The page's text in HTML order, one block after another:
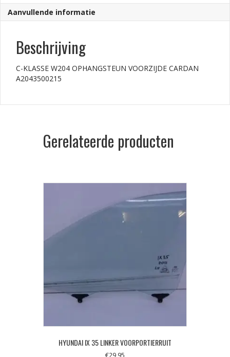
Aanvullende informatie
Beschrijving
C-KLASSE W204 OPHANGSTEUN VOORZIJDE CARDAN
A2043500215
Gerelateerde producten
HYUNDAI IX 35 LINKER VOORPORTIERRUIT